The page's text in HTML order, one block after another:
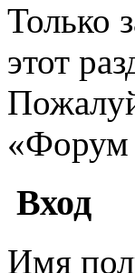
Только
этот
Вход
Имя